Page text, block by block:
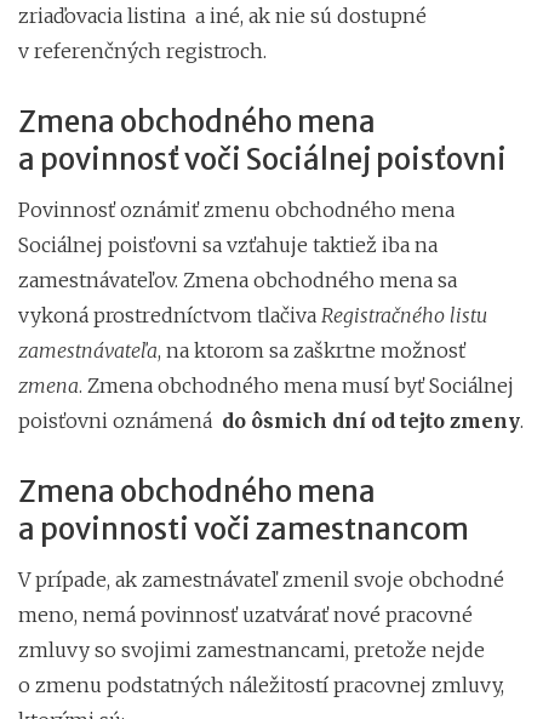
zriaďovacia listina a iné, ak nie sú dostupné
v referenčných registroch.
Zmena obchodného mena
a povinnosť voči Sociálnej poisťovni
Povinnosť oznámiť zmenu obchodného mena
Sociálnej poisťovni sa vzťahuje taktiež iba na
zamestnávateľov. Zmena obchodného mena sa
vykoná prostredníctvom tlačiva Registračného listu
zamestnávateľa, na ktorom sa zaškrtne možnosť
zmena. Zmena obchodného mena musí byť Sociálnej
poisťovni oznámená do ôsmich dní od tejto zmeny.
Zmena obchodného mena
a povinnosti voči zamestnancom
V prípade, ak zamestnávateľ zmenil svoje obchodné
meno, nemá povinnosť uzatvárať nové pracovné
zmluvy so svojimi zamestnancami, pretože nejde
o zmenu podstatných náležitostí pracovnej zmluvy,